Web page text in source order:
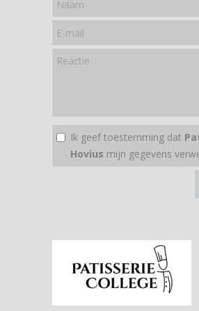
Ik geef toestemming dat
Hovius mijn gegevens